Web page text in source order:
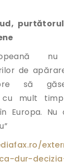
nu
de
să
cu mult
Europa.
dur-